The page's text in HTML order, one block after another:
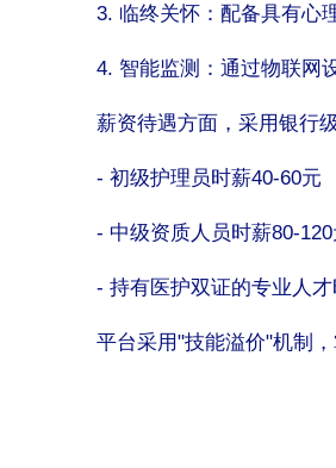
3. 临终关怀：配备具有心
4. 智能监测：通过物联网
薪资待遇方面，采用银行
- 初级护理员时薪40-60元
- 中级资质人员时薪80-120
- 持有医护双证的专业人
平台采用"技能溢价"机制